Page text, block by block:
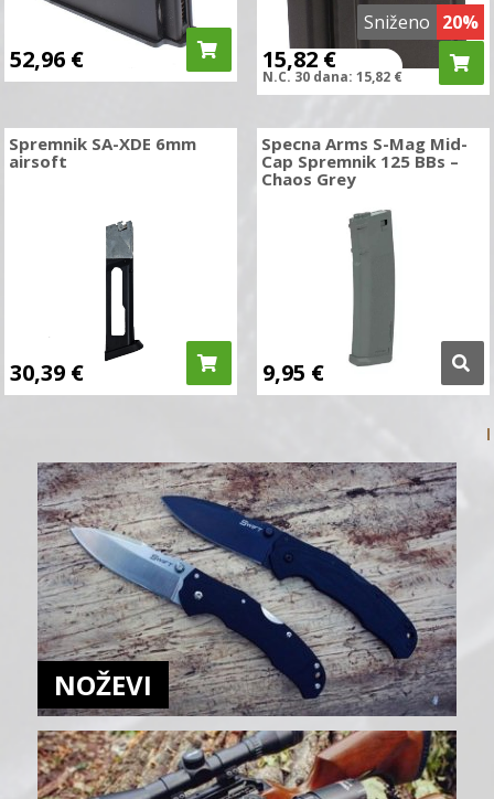
52,96 €
Sniženo 20%
15,82 €
N.C. 30 dana: 15,82 €
Spremnik SA-XDE 6mm
airsoft
30,39 €
Specna Arms S-Mag Mid-
Cap Spremnik 125 BBs –
Chaos Grey
9,95 €
NOŽEVI